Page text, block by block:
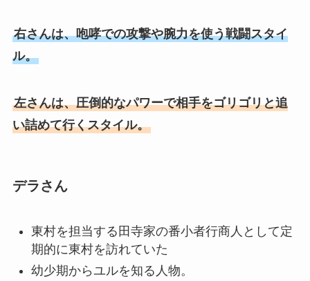
右さんは、咆哮での攻撃や腕力を使う戦闘スタイ
ル。
左さんは、圧倒的なパワーで相手をゴリゴリと追
い詰めて行くスタイル。
デラさん
東村を担当する田寺家の番小者行商人として定
期的に東村を訪れていた
幼少期からユルを知る人物。